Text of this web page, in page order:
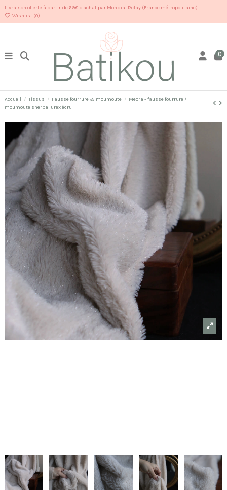
Livraison offerte à partir de 69€ d'achat par Mondial Relay (France métropolitaine)
Wishlist (0)
0
Accueil Tissus Fausse fourrure & moumoute
Meora - fausse fourrure /
moumoute sherpa lurex écru